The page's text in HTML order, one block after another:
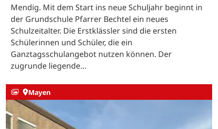
Mendig. Mit dem Start ins neue Schuljahr beginnt in
der Grundschule Pfarrer Bechtel ein neues
Schulzeitalter. Die Erstklässler sind die ersten
Schülerinnen und Schüler, die ein
Ganztagsschulangebot nutzen können. Der
zugrunde liegende…
Mayen